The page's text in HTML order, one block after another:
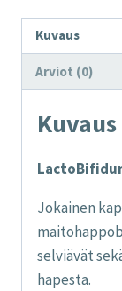
Kuvaus
Arviot (0)
Kuvaus
Jokainen
selviävät
hapesta.